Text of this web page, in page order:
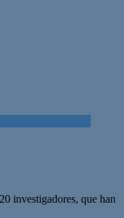
investigadores, que han